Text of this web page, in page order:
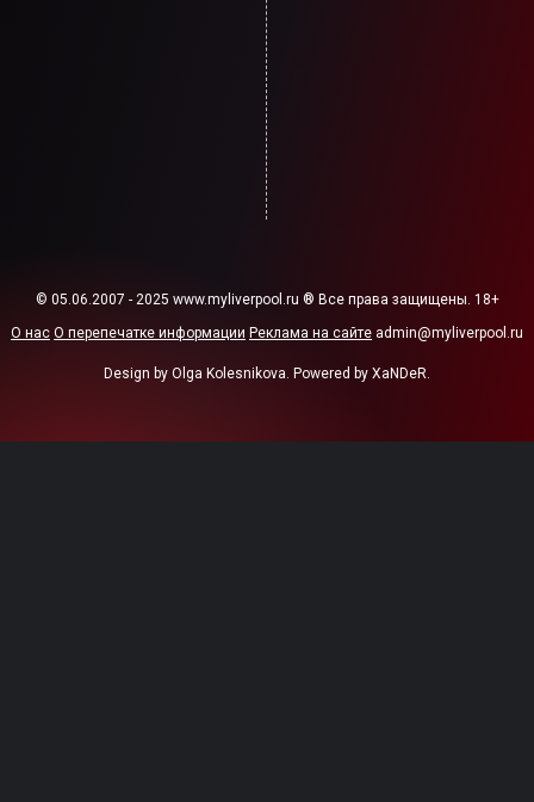
© 05.06.2007 - 2025 www.myliverpool.ru ® Все права защищены. 18+
О нас О перепечатке информации Реклама на сайте admin@myliverpool.ru
Design by Olga Kolesnikova. Powered by XaNDeR.